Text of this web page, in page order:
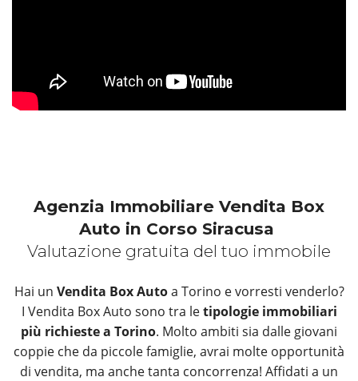
Agenzia Immobiliare Vendita Box
Auto in Corso Siracusa
Valutazione gratuita del tuo immobile
Hai un Vendita Box Autoa Torino e vorresti venderlo?
I Vendita Box Auto sono tra letipologie immobiliari
più richieste a Torino. Molto ambiti sia dalle giovani
coppie che da piccole famiglie, avrai molte opportunità
di vendita, ma anche tanta concorrenza! Affidati a un